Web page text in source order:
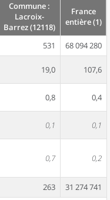
Commune :
Lacroix-
Barrez (12118)
France
entière (1)
531
68 094 280
19,0 107,6
0,8 0,4
0,1 0,1
0,7 0,2
263
31 274 741